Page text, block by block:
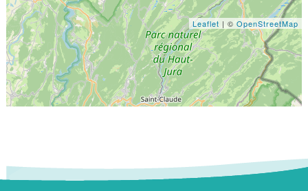
Leaflet | ©OpenStreetMap